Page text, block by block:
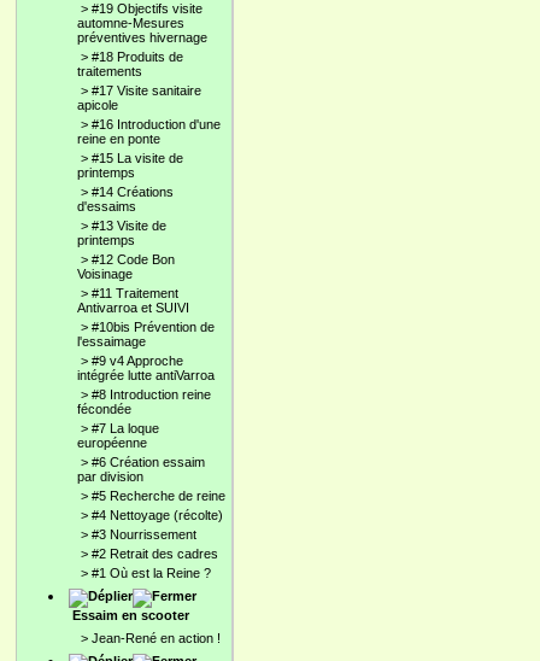
> #19 Objectifs visite
automne-Mesures
préventives hivernage
> #18 Produits de
traitements
> #17 Visite sanitaire
apicole
> #16 Introduction d'une
reine en ponte
> #15 La visite de
printemps
> #14 Créations
d'essaims
> #13 Visite de
printemps
> #12 Code Bon
Voisinage
> #11 Traitement
Antivarroa et SUIVI
> #10bis Prévention de
l'essaimage
> #9 v4 Approche
intégrée lutte antiVarroa
> #8 Introduction reine
fécondée
> #7 La loque
européenne
> #6 Création essaim
par division
> #5 Recherche de reine
> #4 Nettoyage (récolte)
> #3 Nourrissement
> #2 Retrait des cadres
> #1 Où est la Reine ?
Essaim en scooter
> Jean-René en action !